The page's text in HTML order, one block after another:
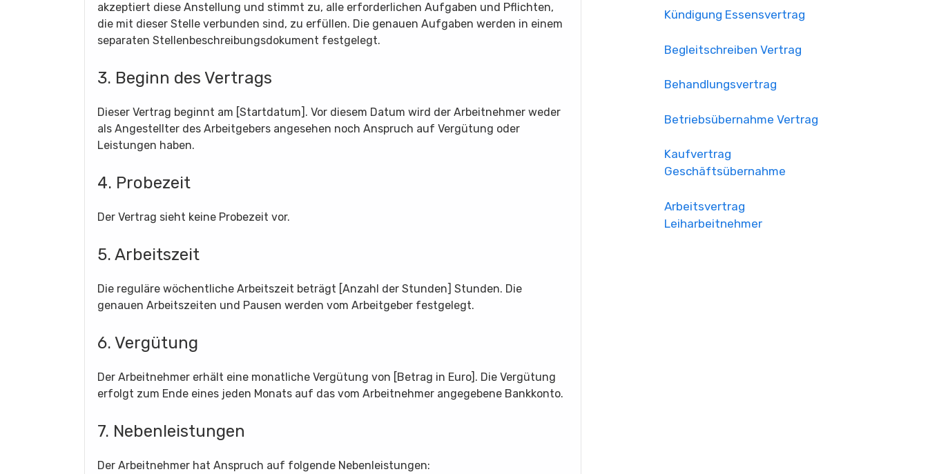
akzeptiert diese Anstellung und stimmt zu, alle erforderlichen Aufgaben und Pflichten,
die mit dieser Stelle verbunden sind, zu erfüllen. Die genauen Aufgaben werden in einem
separaten Stellenbeschreibungsdokument festgelegt.
3. Beginn des Vertrags
Dieser Vertrag beginnt am [Startdatum]. Vor diesem Datum wird der Arbeitnehmer weder
als Angestellter des Arbeitgebers angesehen noch Anspruch auf Vergütung oder
Leistungen haben.
4. Probezeit
Der Vertrag sieht keine Probezeit vor.
5. Arbeitszeit
Die reguläre wöchentliche Arbeitszeit beträgt [Anzahl der Stunden] Stunden. Die
genauen Arbeitszeiten und Pausen werden vom Arbeitgeber festgelegt.
6. Vergütung
Der Arbeitnehmer erhält eine monatliche Vergütung von [Betrag in Euro]. Die Vergütung
erfolgt zum Ende eines jeden Monats auf das vom Arbeitnehmer angegebene Bankkonto.
7. Nebenleistungen
Der Arbeitnehmer hat Anspruch auf folgende Nebenleistungen:
Kündigung Essensvertrag
Begleitschreiben Vertrag
Behandlungsvertrag
Betriebsübernahme Vertrag
Kaufvertrag
Geschäftsübernahme
Arbeitsvertrag
Leiharbeitnehmer